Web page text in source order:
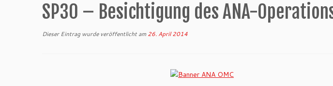
SP30 – Besichtigung des ANA-
Dieser Eintrag wurde veröffentlicht am 26. April 2014